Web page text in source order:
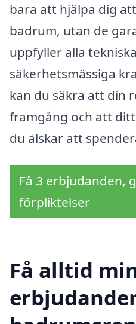
bara att hjälpa dig
badrum, utan de
uppfyller alla
säkerhetsmässiga
kan du säkra att din
framgång och att
du älskar att
Få 3 erbjudanden,
förpliktelser
Få alltid